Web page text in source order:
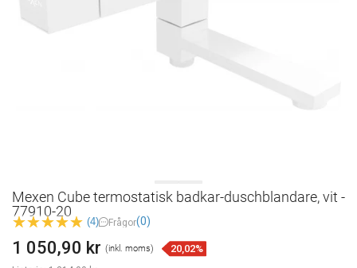
Mexen Cube termostatisk badkar-duschblandare, vit -
77910-20
(4) Frågor(0)
1 050,90 kr (inkl. moms) 20,02%